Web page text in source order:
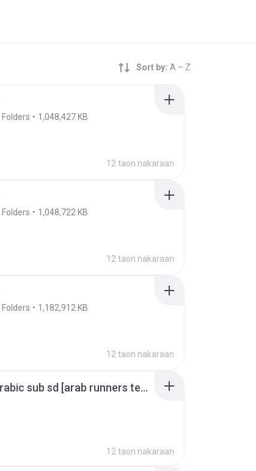
Sort by: A – Z
Folders 1,048,427 KB
12 taon nakaraan
Folders 1,048,722 KB
12 taon nakaraan
Folders 1,182,912 KB
12 taon nakaraan
[rm] e186 arabic sub sd [arab runners team & boice world sub].mp4
12 taon nakaraan